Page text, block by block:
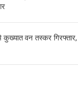
वन तस्कर गिरफ्तार,